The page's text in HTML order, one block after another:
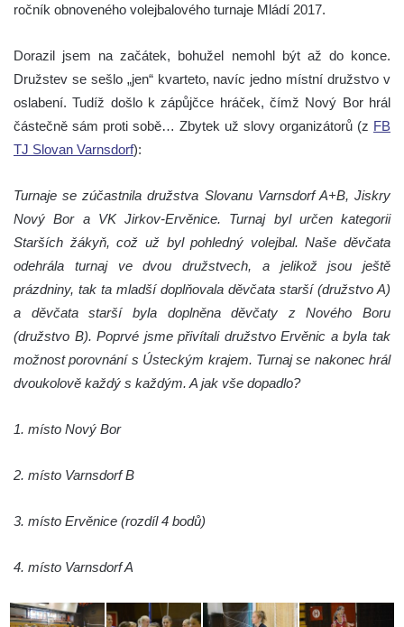
ročník obnoveného volejbalového turnaje Mládí 2017.
Dorazil jsem na začátek, bohužel nemohl být až do konce.
Družstev se sešlo „jen“ kvarteto, navíc jedno místní družstvo v
oslabení. Tudíž došlo k zápůjčce hráček, čímž Nový Bor hrál
částečně sám proti sobě… Zbytek už slovy organizátorů (z FB
TJ Slovan Varnsdorf):
Turnaje se zúčastnila družstva Slovanu Varnsdorf A+B, Jiskry
Nový Bor a VK Jirkov-Ervěnice. Turnaj byl určen kategorii
Starších žákyň, což už byl pohledný volejbal. Naše děvčata
odehrála turnaj ve dvou družstvech, a jelikož jsou ještě
prázdniny, tak ta mladší doplňovala děvčata starší (družstvo A)
a děvčata starší byla doplněna děvčaty z Nového Boru
(družstvo B). Poprvé jsme přivítali družstvo Ervěnic a byla tak
možnost porovnání s Ústeckým krajem. Turnaj se nakonec hrál
dvoukolově každý s každým. A jak vše dopadlo?
1. místo Nový Bor
2. místo Varnsdorf B
3. místo Ervěnice (rozdíl 4 bodů)
4. místo Varnsdorf A